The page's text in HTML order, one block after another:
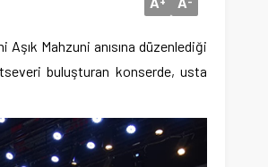
Mahzuni anısına düzenlediği
buluşturan konserde, usta